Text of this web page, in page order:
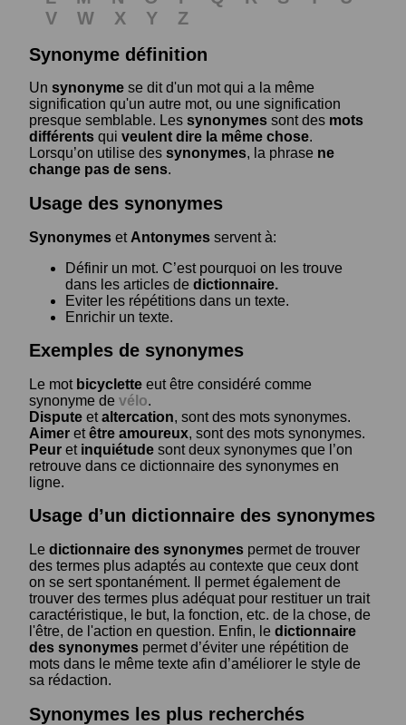
V
W X Y
Z
Synonyme définition
Un synonyme se dit d'un mot qui a la même
signification qu'un autre mot, ou une signification
presque semblable. Les synonymes sont des mots
différents qui veulent dire la même chose.
Lorsqu’on utilise des synonymes, la phrase ne
change pas de sens.
Usage des synonymes
Synonymes et Antonymes servent à:
Définir un mot. C’est pourquoi on les trouve
dans les articles de dictionnaire.
Eviter les répétitions dans un texte.
Enrichir un texte.
Exemples de synonymes
Le mot bicyclette eut être considéré comme
synonyme de vélo.
Dispute etaltercation, sont des mots synonymes.
Aimer etêtre amoureux, sont des mots synonymes.
Peur et inquiétude sont deux synonymes que l’on
retrouve dans ce dictionnaire des synonymes en
ligne.
Usage d’un dictionnaire des synonymes
Le dictionnaire des synonymes permet de trouver
des termes plus adaptés au contexte que ceux dont
on se sert spontanément. Il permet également de
trouver des termes plus adéquat pour restituer un trait
caractéristique, le but, la fonction, etc. de la chose, de
l'être, de l'action en question. Enfin, le dictionnaire
des synonymes permet d’éviter une répétition de
mots dans le même texte afin d’améliorer le style de
sa rédaction.
Synonymes les plus recherchés